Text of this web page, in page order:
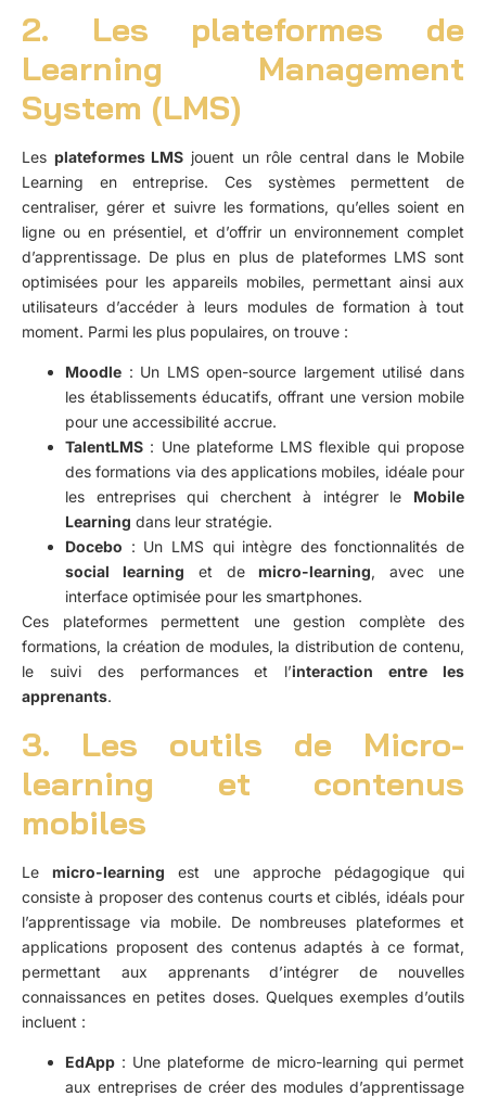
2. Les plateformes de
Learning Management
System (LMS)
Les plateformes LMS jouent un rôle central dans le Mobile
Learning en entreprise. Ces systèmes permettent de
centraliser, gérer et suivre les formations, qu’elles soient en
ligne ou en présentiel, et d’offrir un environnement complet
d’apprentissage. De plus en plus de plateformes LMS sont
optimisées pour les appareils mobiles, permettant ainsi aux
utilisateurs d’accéder à leurs modules de formation à tout
moment. Parmi les plus populaires, on trouve :
Moodle : Un LMS open-source largement utilisé dans
les établissements éducatifs, offrant une version mobile
pour une accessibilité accrue.
TalentLMS : Une plateforme LMS flexible qui propose
des formations via des applications mobiles, idéale pour
les entreprises qui cherchent à intégrer le Mobile
Learning dans leur stratégie.
Docebo : Un LMS qui intègre des fonctionnalités de
social learning et demicro-learning, avec une
interface optimisée pour les smartphones.
Ces plateformes permettent une gestion complète des
formations, la création de modules, la distribution de contenu,
le suivi des performances et l’interaction entre les
apprenants.
3. Les outils de Micro-
learning et contenus
mobiles
Lemicro-learning est une approche pédagogique qui
consiste à proposer des contenus courts et ciblés, idéals pour
l’apprentissage via mobile. De nombreuses plateformes et
applications proposent des contenus adaptés à ce format,
permettant aux apprenants d’intégrer de nouvelles
connaissances en petites doses. Quelques exemples d’outils
incluent :
EdApp : Une plateforme de micro-learning qui permet
aux entreprises de créer des modules d’apprentissage